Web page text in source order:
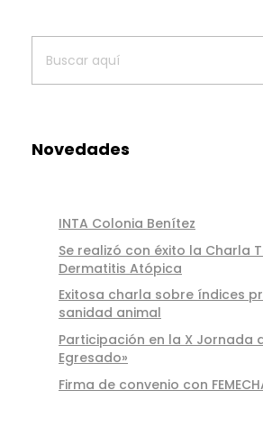
Novedades
INTA Colonia Benítez
Se realizó con éxito la Charla
Dermatitis Atópica
Exitosa charla sobre índices
sanidad animal
Participación en la X Jornada
Egresado»
Firma de convenio con